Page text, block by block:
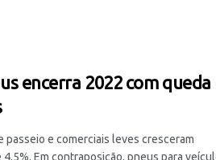
encerra 2022 com queda
passeio e comerciais leves cresceram
Em contraposição, pneus para